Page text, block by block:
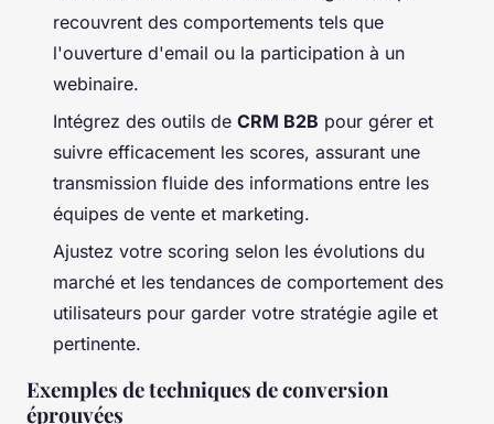
recouvrent des comportements tels que
l'ouverture d'email ou la participation à un
webinaire.
Intégrez des outils de CRM B2B pour gérer et
suivre efficacement les scores, assurant une
transmission fluide des informations entre les
équipes de vente et marketing.
Ajustez votre scoring selon les évolutions du
marché et les tendances de comportement des
utilisateurs pour garder votre stratégie agile et
pertinente.
Exemples de techniques de conversion
éprouvées